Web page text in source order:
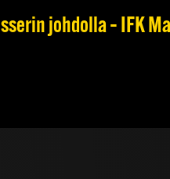
johdolla – IFK